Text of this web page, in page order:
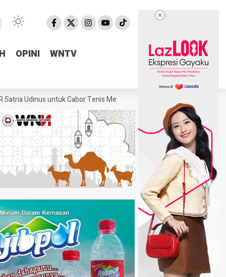
OPINI
WNTV
OPINI
WNTV
untuk Cabor Tenis Meja Fraksi Golkar DPRD Pemalang